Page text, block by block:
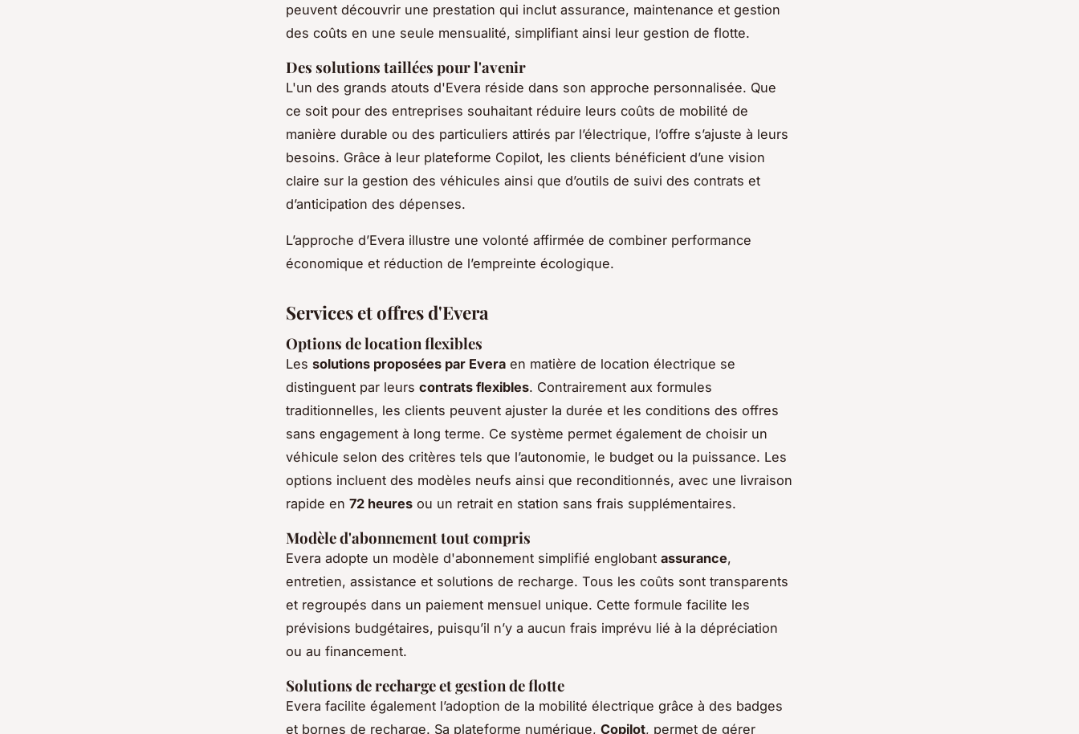
peuvent découvrir une prestation qui inclut assurance, maintenance et gestion
des coûts en une seule mensualité, simplifiant ainsi leur gestion de flotte.
Des solutions taillées pour l'avenir
L'un des grands atouts d'Evera réside dans son approche personnalisée. Que
ce soit pour des entreprises souhaitant réduire leurs coûts de mobilité de
manière durable ou des particuliers attirés par l’électrique, l’offre s’ajuste à leurs
besoins. Grâce à leur plateforme Copilot, les clients bénéficient d’une vision
claire sur la gestion des véhicules ainsi que d’outils de suivi des contrats et
d’anticipation des dépenses.
L’approche d’Evera illustre une volonté affirmée de combiner performance
économique et réduction de l’empreinte écologique.
Services et offres d'Evera
Options de location flexibles
Les solutions proposées par Evera en matière de location électrique se
distinguent par leurs contrats flexibles. Contrairement aux formules
traditionnelles, les clients peuvent ajuster la durée et les conditions des offres
sans engagement à long terme. Ce système permet également de choisir un
véhicule selon des critères tels que l’autonomie, le budget ou la puissance. Les
options incluent des modèles neufs ainsi que reconditionnés, avec une livraison
rapide en 72 heures ou un retrait en station sans frais supplémentaires.
Modèle d'abonnement tout compris
Evera adopte un modèle d'abonnement simplifié englobant assurance,
entretien, assistance et solutions de recharge. Tous les coûts sont transparents
et regroupés dans un paiement mensuel unique. Cette formule facilite les
prévisions budgétaires, puisqu’il n’y a aucun frais imprévu lié à la dépréciation
ou au financement.
Solutions de recharge et gestion de flotte
Evera facilite également l’adoption de la mobilité électrique grâce à des badges
et bornes de recharge. Sa plateforme numérique, Copilot, permet de gérer